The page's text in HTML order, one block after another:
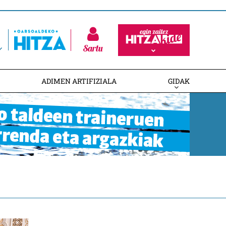
Sartu
ADIMEN ARTIFIZIALA GIDAK